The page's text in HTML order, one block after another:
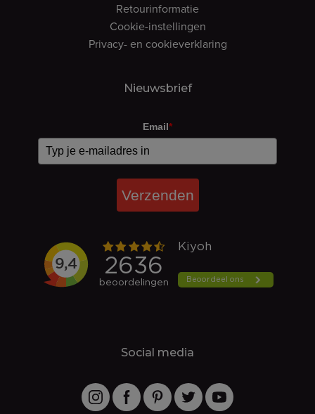
Retourinformatie
Cookie-instellingen
Privacy- en cookieverklaring
Nieuwsbrief
Email*
Verzenden
Social media